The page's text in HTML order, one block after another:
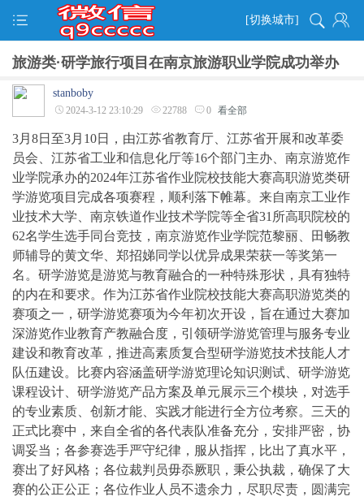
[切换城市]
旅游类·研学旅行项目在南京旅游职业学院成功举办
stanboby
2024-3-12 23:10:29 22788 0 看全部
3月8日至3月10日，由江苏省教育厅、江苏省开展和改革委
员会、江苏省工业和信息化厅等16个部门主办、南京游览作
业学院承办的2024年江苏省作业院校技能大赛高职游览类研
学游览项目完成各项赛程，顺利落下帷幕。来自南京工业作
业技术大学、南京铁道作业技术学院等全省31所高职院校的
62名学生选手同台竞技，南京游览作业学院范黎丽、田畅教
师辅导的黄文华、郑招娣同学以优异成果荣获一等奖第一
名。研学游览是游览与教育融合的一种特殊形状，具有独特
的内在和要求。作为江苏省作业院校技能大赛高职游览类的
赛项之一，研学游览赛项为今年初次开设，旨在通过大赛加
深游览作业教育产教融合度，引领研学游览管理与服务专业
建设和教育改革，推进高素质复合型研学游览技术技能人才
队伍建设。比赛内容涵盖研学游览理论知识测试、研学游览
课程设计、研学游览产品方案及单元展示三个模块，对选手
的专业素质、创新才能、实践才能进行全方位考察。三天的
正式比赛中，来自全省的各代表队准备充分，安排严密，协
调妥当；各参赛选手严守纪律，服从指挥，比出了真水平，
赛出了好风格；各位裁判员毋忝厥职，秉公执裁，确保了大
赛的公正公正；各位作业人员不遗余力，尽职尽责，圆满完